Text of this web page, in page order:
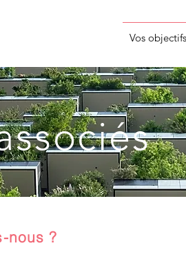
Vos objectifs
nous ?